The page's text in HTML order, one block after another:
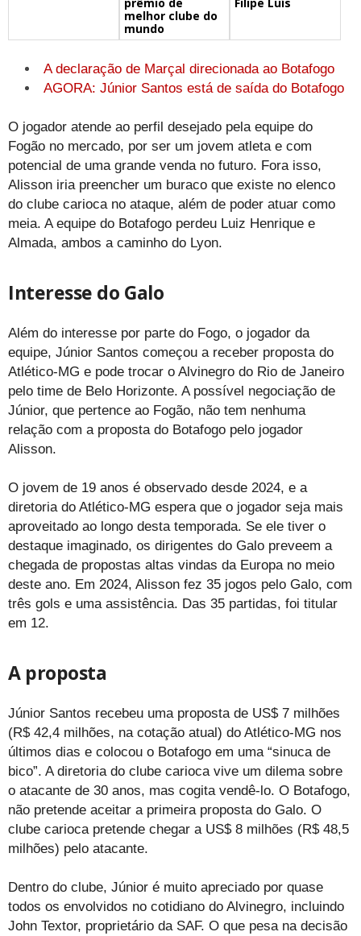
melhor clube do
mundo
A declaração de Marçal direcionada ao Botafogo
AGORA: Júnior Santos está de saída do Botafogo
O jogador atende ao perfil desejado pela equipe do
Fogão no mercado, por ser um jovem atleta e com
potencial de uma grande venda no futuro. Fora isso,
Alisson iria preencher um buraco que existe no elenco
do clube carioca no ataque, além de poder atuar como
meia. A equipe do Botafogo perdeu Luiz Henrique e
Almada, ambos a caminho do Lyon.
Interesse do Galo
Além do interesse por parte do Fogo, o jogador da
equipe, Júnior Santos começou a receber proposta do
Atlético-MG e pode trocar o Alvinegro do Rio de Janeiro
pelo time de Belo Horizonte. A possível negociação de
Júnior, que pertence ao Fogão, não tem nenhuma
relação com a proposta do Botafogo pelo jogador
Alisson.
O jovem de 19 anos é observado desde 2024, e a
diretoria do Atlético-MG espera que o jogador seja mais
aproveitado ao longo desta temporada. Se ele tiver o
destaque imaginado, os dirigentes do Galo preveem a
chegada de propostas altas vindas da Europa no meio
deste ano. Em 2024, Alisson fez 35 jogos pelo Galo, com
três gols e uma assistência. Das 35 partidas, foi titular
em 12.
A proposta
Júnior Santos recebeu uma proposta de US$ 7 milhões
(R$ 42,4 milhões, na cotação atual) do Atlético-MG nos
últimos dias e colocou o Botafogo em uma “sinuca de
bico”. A diretoria do clube carioca vive um dilema sobre
o atacante de 30 anos, mas cogita vendê-lo. O Botafogo,
não pretende aceitar a primeira proposta do Galo. O
clube carioca pretende chegar a US$ 8 milhões (R$ 48,5
milhões) pelo atacante.
Dentro do clube, Júnior é muito apreciado por quase
todos os envolvidos no cotidiano do Alvinegro, incluindo
John Textor, proprietário da SAF. O que pesa na decisão